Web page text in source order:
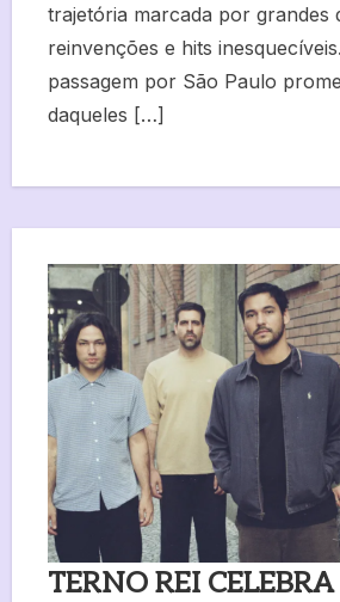
trajetória marcada por grandes
reinvenções e hits
passagem por São Paulo
daqueles […]
TERNO REI